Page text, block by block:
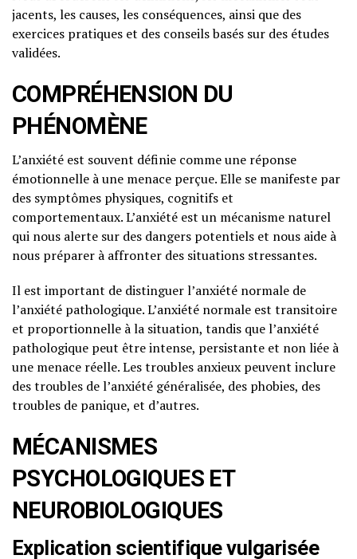
jacents, les causes, les conséquences, ainsi que des
exercices pratiques et des conseils basés sur des études
validées.
COMPRÉHENSION DU
PHÉNOMÈNE
L’anxiété est souvent définie comme une réponse
émotionnelle à une menace perçue. Elle se manifeste par
des symptômes physiques, cognitifs et
comportementaux. L’anxiété est un mécanisme naturel
qui nous alerte sur des dangers potentiels et nous aide à
nous préparer à affronter des situations stressantes.
Il est important de distinguer l’anxiété normale de
l’anxiété pathologique. L’anxiété normale est transitoire
et proportionnelle à la situation, tandis que l’anxiété
pathologique peut être intense, persistante et non liée à
une menace réelle. Les troubles anxieux peuvent inclure
des troubles de l’anxiété généralisée, des phobies, des
troubles de panique, et d’autres.
MÉCANISMES
PSYCHOLOGIQUES ET
NEUROBIOLOGIQUES
Explication scientifique vulgarisée